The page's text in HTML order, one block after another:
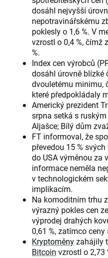
dosáhl nejvyšší
nepotravinářskému
poklesly o 1,6 %. V
vzrostl o 0,4 %, čímž
%.
Index cen výrobců
dosáhl úrovně blízké
dvouletému minimu,
které předpokládaly
Americký prezident
srpna setká s
Aljašce; Bílý dům
FT informoval, že
převedou 15 %
do USA výměnou za
informace neměla
v technologickém
implikacím.
Na komoditním trhu
výrazný pokles cen
výprodej drahých
0,61 %, zatímco ceny
Kryptoměnyzahájily
Bitcoin vzrostl o 2,73